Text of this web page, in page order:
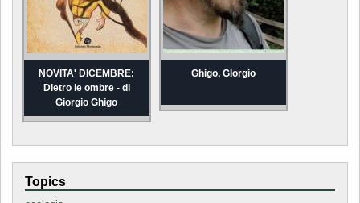
NOVITA' DICEMBRE:
Dietro le ombre - di
Giorgio Ghigo
Ghigo, GIorgio
Topics